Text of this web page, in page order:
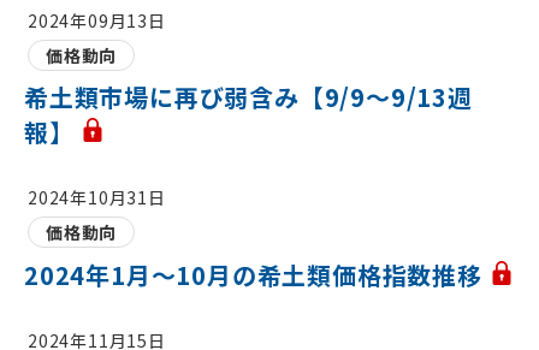
2024年09月13日
価格動向
希土類市場に再び弱含み【9/9～9/13週
報】
2024年10月31日
価格動向
2024年1月～10月の希土類価格指数推移
2024年11月15日